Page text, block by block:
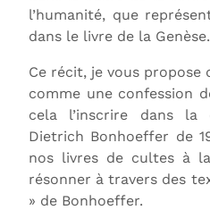
l’humanité, que
dans le livre de la Genèse.
Ce récit, je vous propose
comme une confession
cela l’inscrire dans
Dietrich Bonhoeffer de
nos livres de cultes à
résonner à travers des
» de Bonhoeffer.